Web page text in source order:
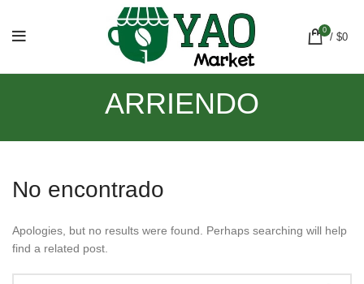
0
/ $0
ARRIENDO
No encontrado
Apologies, but no results were found. Perhaps searching will help
find a related post.